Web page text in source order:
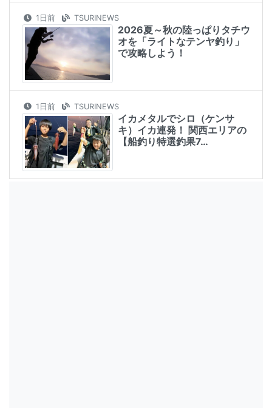
1日前 TSURINEWS
2026夏～秋の陸っぱりタチウ
オを「ライトなテンヤ釣り」
で攻略しよう！
1日前 TSURINEWS
イカメタルでシロ（ケンサ
キ）イカ連発！ 関西エリアの
【船釣り特選釣果7…